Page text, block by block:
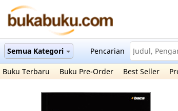
Semua Kategori Pencarian
Buku Terbaru
Buku Pre-Order Best Seller